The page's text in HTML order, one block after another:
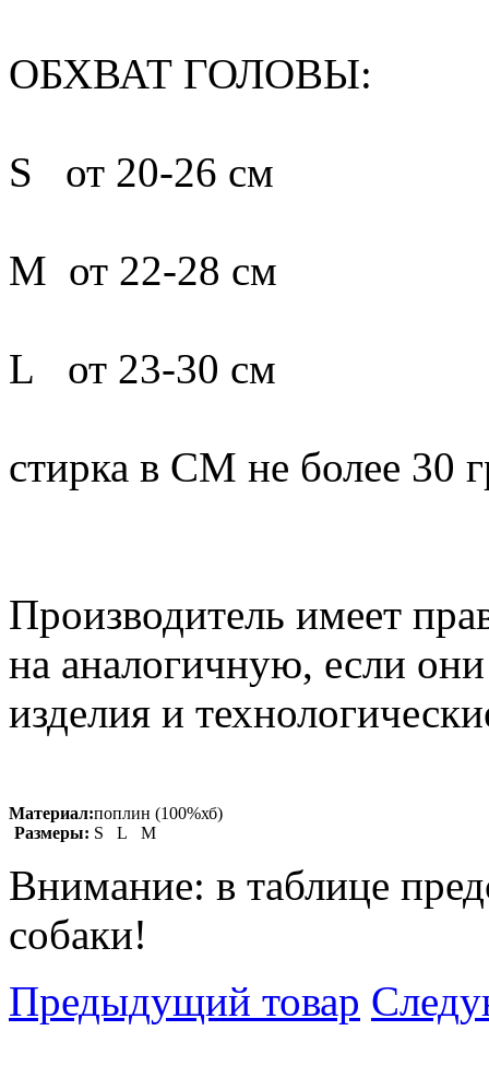
ОБХВАТ ГОЛОВЫ:
S от 20-26 см
М от 22-28 см
L от 23-30 см
стирка в СМ не более 30
Производитель имеет
на аналогичную, если
изделия и
Материал:поплин (100%хб)
Размеры: S L M
Внимание: в таблице
собаки!
Предыдущий товар